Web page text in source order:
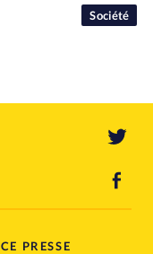
Société
PRESSE